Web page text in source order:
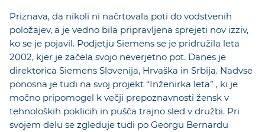
Priznava, da nikoli ni načrtovala poti do vodstvenih
položajev, a je vedno bila pripravljena sprejeti nov izziv,
ko se je pojavil. Podjetju Siemens se je pridružila leta
2002, kjer je začela svojo neverjetno pot. Danes je
direktorica Siemens Slovenija, Hrvaška in Srbija. Nadvse
ponosna je tudi na svoj projekt “Inženirka leta” , ki je
močno pripomogel k večji prepoznavnosti žensk v
tehnoloških poklicih in pušča trajno sled v družbi. Pri
svojem delu se zgleduje tudi po Georgu Bernardu